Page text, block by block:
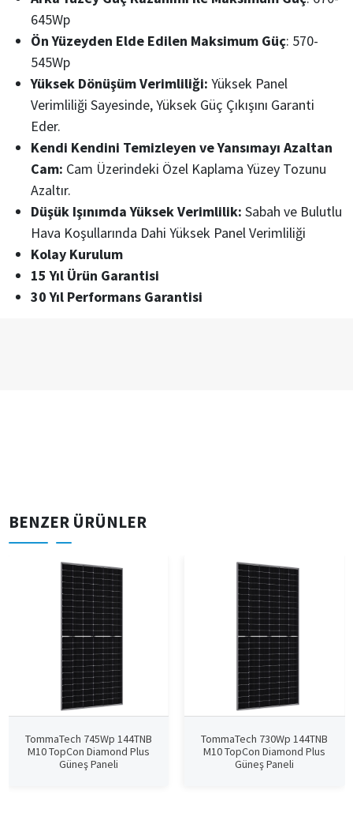
645Wp
Ön Yüzeyden Elde Edilen Maksimum Güç: 570-
545Wp
Yüksek Dönüşüm Verimliliği: Yüksek Panel
Verimliliği Sayesinde, Yüksek Güç Çıkışını Garanti
Eder.
Kendi Kendini Temizleyen ve Yansımayı Azaltan
Cam: Cam Üzerindeki Özel Kaplama Yüzey Tozunu
Azaltır.
Düşük Işınımda Yüksek Verimlilik: Sabah ve Bulutlu
Hava Koşullarında Dahi Yüksek Panel Verimliliği
Kolay Kurulum
15 Yıl Ürün Garantisi
30 Yıl Performans Garantisi
BENZER ÜRÜNLER
TommaTech 745Wp 144TNB
M10 TopCon Diamond Plus
Güneş Paneli
TommaTech 730Wp 144TNB
M10 TopCon Diamond Plus
Güneş Paneli